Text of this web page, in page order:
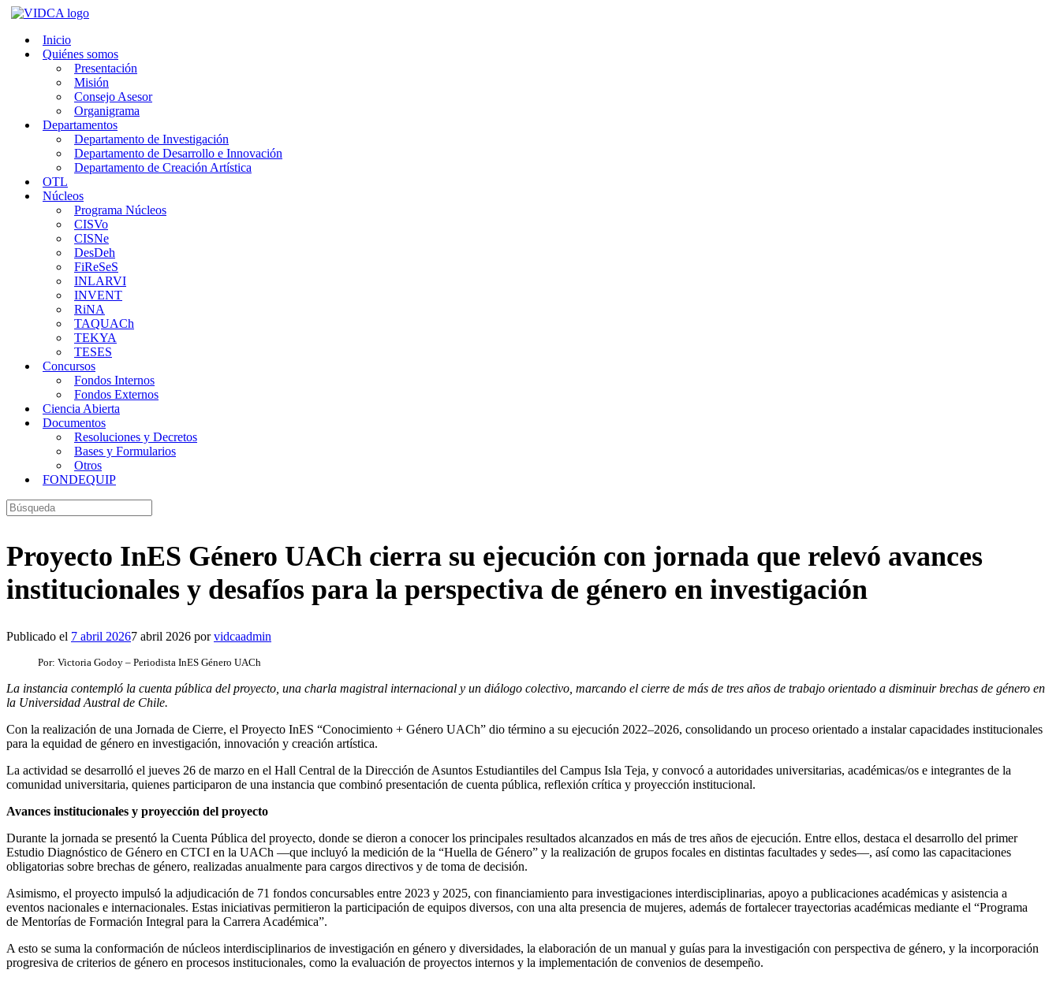
Saltar
contenidoInicio
Quiénes somos
Presentación
Misión
Consejo Asesor
Organigrama
Departamentos
Departamento de Investigación
Departamento de Desarrollo e Innovación
Departamento de Creación Artística
OTL
Núcleos
Programa Núcleos
CISVo
CISNe
DesDeh
FiReSeS
INLARVI
INVENT
RiNA
TAQUACh
TEKYA
TESES
Concursos
Fondos Internos
Fondos Externos
Ciencia Abierta
Documentos
Resoluciones y Decretos
Bases y Formularios
Otros
FONDEQUIP
Buscar:
Proyecto InES Género UACh cierra su ejecución con jornada que relevó avances
institucionales y desafíos para la perspectiva de género en investigación
Publicado el 7 abril 20267 abril 2026 porvidcaadmin
Por: Victoria Godoy – Periodista InES Género UACh
La instancia contempló la cuenta pública del proyecto, una charla magistral internacional y un diálogo colectivo, marcando el cierre de más de tres años de trabajo orientado a disminuir brechas de género en
la Universidad Austral de Chile.
Con la realización de una Jornada de Cierre, el Proyecto InES “Conocimiento + Género UACh” dio término a su ejecución 2022–2026, consolidando un proceso orientado a instalar capacidades institucionales
para la equidad de género en investigación, innovación y creación artística.
La actividad se desarrolló el jueves 26 de marzo en el Hall Central de la Dirección de Asuntos Estudiantiles del Campus Isla Teja, y convocó a autoridades universitarias, académicas/os e integrantes de la
comunidad universitaria, quienes participaron de una instancia que combinó presentación de cuenta pública, reflexión crítica y proyección institucional.
Avances institucionales y proyección del proyecto
Durante la jornada se presentó la Cuenta Pública del proyecto, donde se dieron a conocer los principales resultados alcanzados en más de tres años de ejecución. Entre ellos, destaca el desarrollo del primer
Estudio Diagnóstico de Género en CTCI en la UACh —que incluyó la medición de la “Huella de Género” y la realización de grupos focales en distintas facultades y sedes—, así como las capacitaciones
obligatorias sobre brechas de género, realizadas anualmente para cargos directivos y de toma de decisión.
Asimismo, el proyecto impulsó la adjudicación de 71 fondos concursables entre 2023 y 2025, con financiamiento para investigaciones interdisciplinarias, apoyo a publicaciones académicas y asistencia a
eventos nacionales e internacionales. Estas iniciativas permitieron la participación de equipos diversos, con una alta presencia de mujeres, además de fortalecer trayectorias académicas mediante el “Programa
de Mentorías de Formación Integral para la Carrera Académica”.
A esto se suma la conformación de núcleos interdisciplinarios de investigación en género y diversidades, la elaboración de un manual y guías para la investigación con perspectiva de género, y la incorporación
progresiva de criterios de género en procesos institucionales, como la evaluación de proyectos internos y la implementación de convenios de desempeño.